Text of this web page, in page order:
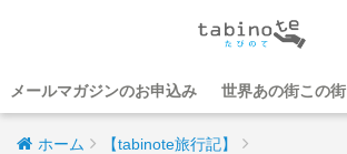
メールマガジンのお申込み 世界あの街この街
ホーム 【tabinote旅行記】